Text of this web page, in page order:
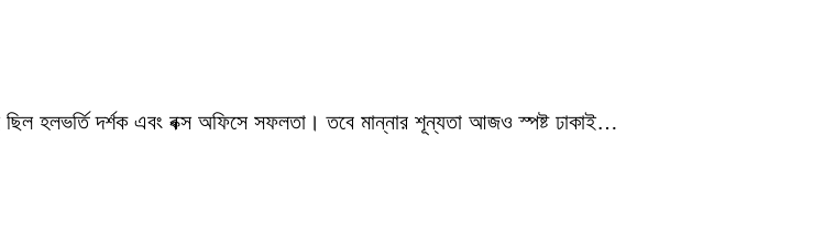
ছিল হলভর্তি দর্শক এবং বক্স অফিসে সফলতা। তবে মান্নার শূন্যতা আজও স্পষ্ট ঢাকাই…